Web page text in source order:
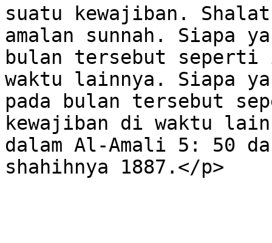
suatu kewajiban. Shalat
amalan sunnah. Siapa
bulan tersebut seperti
waktu lainnya. Siapa
pada bulan tersebut
kewajiban di waktu
dalam Al-Amali 5: 50
shahihnya 1887.</p>